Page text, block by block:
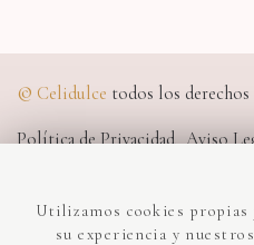
© Celidulce todos los derechos
Política de Privacidad Aviso
Lumedia - Diseño Web
Utilizamos cookies
su experiencia y